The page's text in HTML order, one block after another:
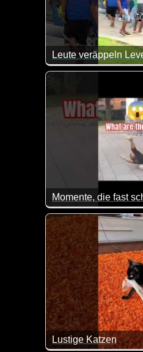
Leute veräppeln
Hier wurde das
Lustige Katzen